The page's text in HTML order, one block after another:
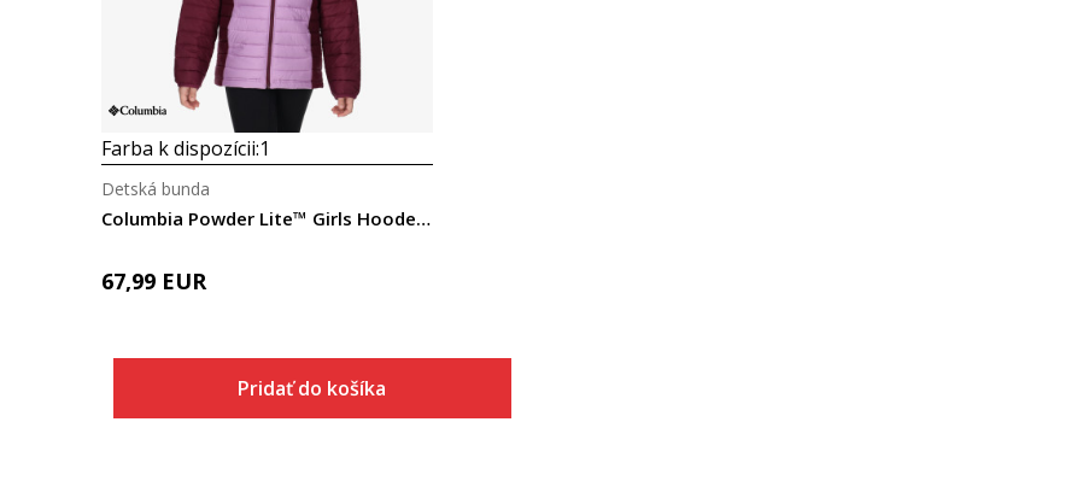
Farba k dispozícii:1
Columbia Powder Lite™ Girls Hooded Jacket
Detská bunda
67,99 EUR
Pridať do košíka